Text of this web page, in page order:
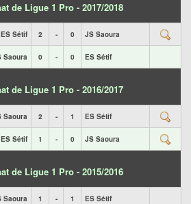
de Ligue 1 Pro - 2017/2018
ES Sétif 2 - 0 JS Saoura
Saoura 0 - 0 ES Sétif
de Ligue 1 Pro - 2016/2017
Saoura 2 - 1 ES Sétif
ES Sétif 1 - 0 JS Saoura
de Ligue 1 Pro - 2015/2016
Saoura 1 - 1 ES Sétif